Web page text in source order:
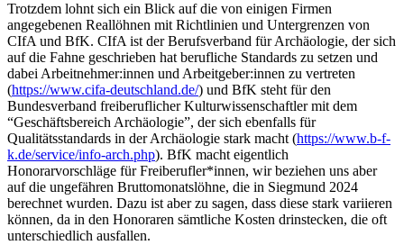
Trotzdem lohnt sich ein Blick auf die von einigen Firmen
angegebenen Reallöhnen mit Richtlinien und Untergrenzen von
CIfA und BfK. CIfA ist der Berufsverband für Archäologie, der sich
auf die Fahne geschrieben hat berufliche Standards zu setzen und
dabei Arbeitnehmer:innen und Arbeitgeber:innen zu vertreten
(https://www.cifa-deutschland.de/) und BfK steht für den
Bundesverband freiberuflicher Kulturwissenschaftler mit dem
“Geschäftsbereich Archäologie”, der sich ebenfalls für
Qualitätsstandards in der Archäologie stark macht (https://www.b-f-
k.de/service/info-arch.php). BfK macht eigentlich
Honorarvorschläge für Freiberufler*innen, wir beziehen uns aber
auf die ungefähren Bruttomonatslöhne, die in Siegmund 2024
berechnet wurden. Dazu ist aber zu sagen, dass diese stark variieren
können, da in den Honoraren sämtliche Kosten drinstecken, die oft
unterschiedlich ausfallen.